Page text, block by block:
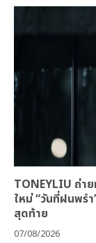
TONEYLIU ถ่า
ใหม่ “วันที่ฝนพร
สุดท้าย
07/08/2026